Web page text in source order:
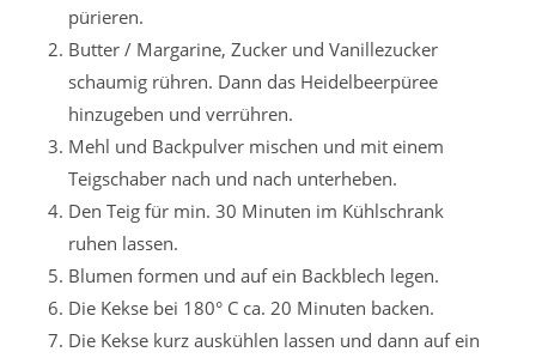
pürieren.
Butter / Margarine, Zucker und Vanillezucker
schaumig rühren. Dann das Heidelbeerpüree
hinzugeben und verrühren.
Mehl und Backpulver mischen und mit einem
Teigschaber nach und nach unterheben.
Den Teig für min. 30 Minuten im Kühlschrank
ruhen lassen.
Blumen formen und auf ein Backblech legen.
Die Kekse bei 180° C ca. 20 Minuten backen.
Die Kekse kurz auskühlen lassen und dann auf ein